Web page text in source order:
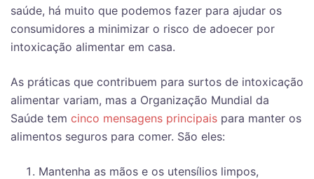
saúde, há muito que podemos fazer para ajudar os
consumidores a minimizar o risco de adoecer por
intoxicação alimentar em casa.
As práticas que contribuem para surtos de intoxicação
alimentar variam, mas a Organização Mundial da
Saúde tem cinco mensagens principais para manter os
alimentos seguros para comer. São eles:
Mantenha as mãos e os utensílios limpos,